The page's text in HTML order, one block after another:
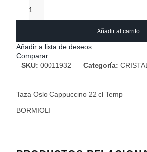
Añadir al carrito
Añadir a lista de deseos
Comparar
SKU: 00011932 Categoría:
Taza Oslo Cappuccino 22 cl Temp
BORMIOLI